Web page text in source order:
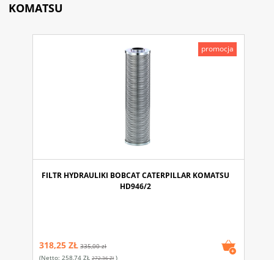
KOMATSU
FILTR HYDRAULIKI BOBCAT CATERPILLAR KOMATSU
HD946/2
318,25 ZŁ 335,00 zł
(netto: 258,74 ZŁ 272,36 Zł)
promocja